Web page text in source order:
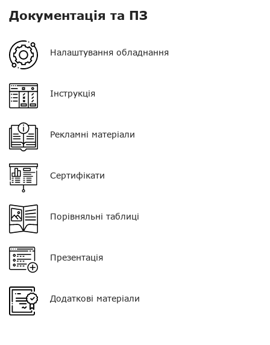
Роз'єм ?
Довжина
Документація та ПЗ
Налаштування обладнання
Інструкція
Рекламні матеріали
Сертифікати
Порівняльні таблиці
Презентація
Додаткові матеріали